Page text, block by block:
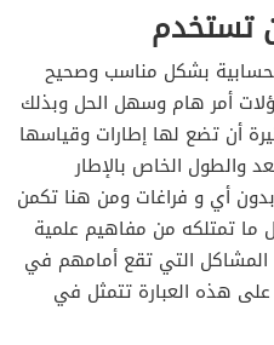
تستخدم
بشكل مناسب وصحيح
أمر هام وسهل الحل وبذلك
أن تضع لها إطارات وقياسها
والطول الخاص بالإطار
أي و فراغات ومن هنا تكمن
ما تمتلكه من مفاهيم علمية
التي تقع أمامهم في
على هذه العبارة تتمثل في